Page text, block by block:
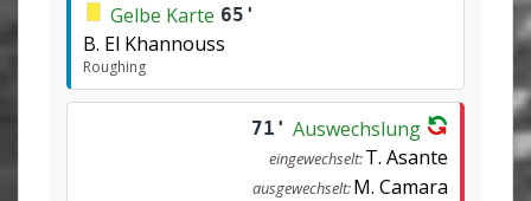
Gelbe Karte 65'
B. El Khannouss
Roughing
71' Auswechslung
eingewechselt:T. Asante
ausgewechselt:M. Camara